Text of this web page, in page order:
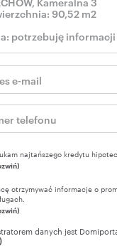
najtańszego kredytu
otrzymywać informacje o
danych jest